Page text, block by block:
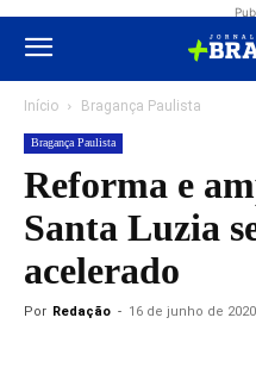
Início Bragança Paulista
Bragança Paulista
Reforma e
Santa Luzia
acelerado
Por Redação - 16 de junho de 2020